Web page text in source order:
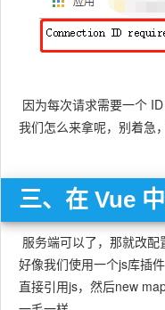
因为每次请求需要一个
我们怎么来拿呢，别着急
三、在 Vue
服务端可以了，那就改
好像我们使用一个js库插
直接引用js，然后new